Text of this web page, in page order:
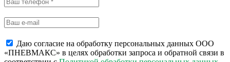
Даю согласие на обработку персональных данных ООО
«ПНЕВМАКС» в целях обработки запроса и обратной связи в